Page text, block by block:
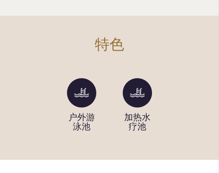
特色
户外游
泳池
加热水
疗池